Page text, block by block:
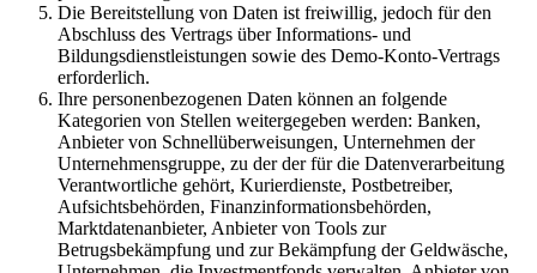
Die Bereitstellung von Daten ist freiwillig, jedoch für den
Abschluss des Vertrags über Informations- und
Bildungsdienstleistungen sowie des Demo-Konto-Vertrags
erforderlich.
Ihre personenbezogenen Daten können an folgende
Kategorien von Stellen weitergegeben werden: Banken,
Anbieter von Schnellüberweisungen, Unternehmen der
Unternehmensgruppe, zu der der für die Datenverarbeitung
Verantwortliche gehört, Kurierdienste, Postbetreiber,
Aufsichtsbehörden, Finanzinformationsbehörden,
Marktdatenanbieter, Anbieter von Tools zur
Betrugsbekämpfung und zur Bekämpfung der Geldwäsche,